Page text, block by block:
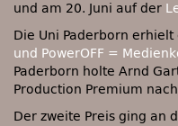
und am 20. Juni auf der
Die Uni Paderborn
und PowerOFF =
Paderborn holte Arnd
Production Premium
Der zweite Preis ging an